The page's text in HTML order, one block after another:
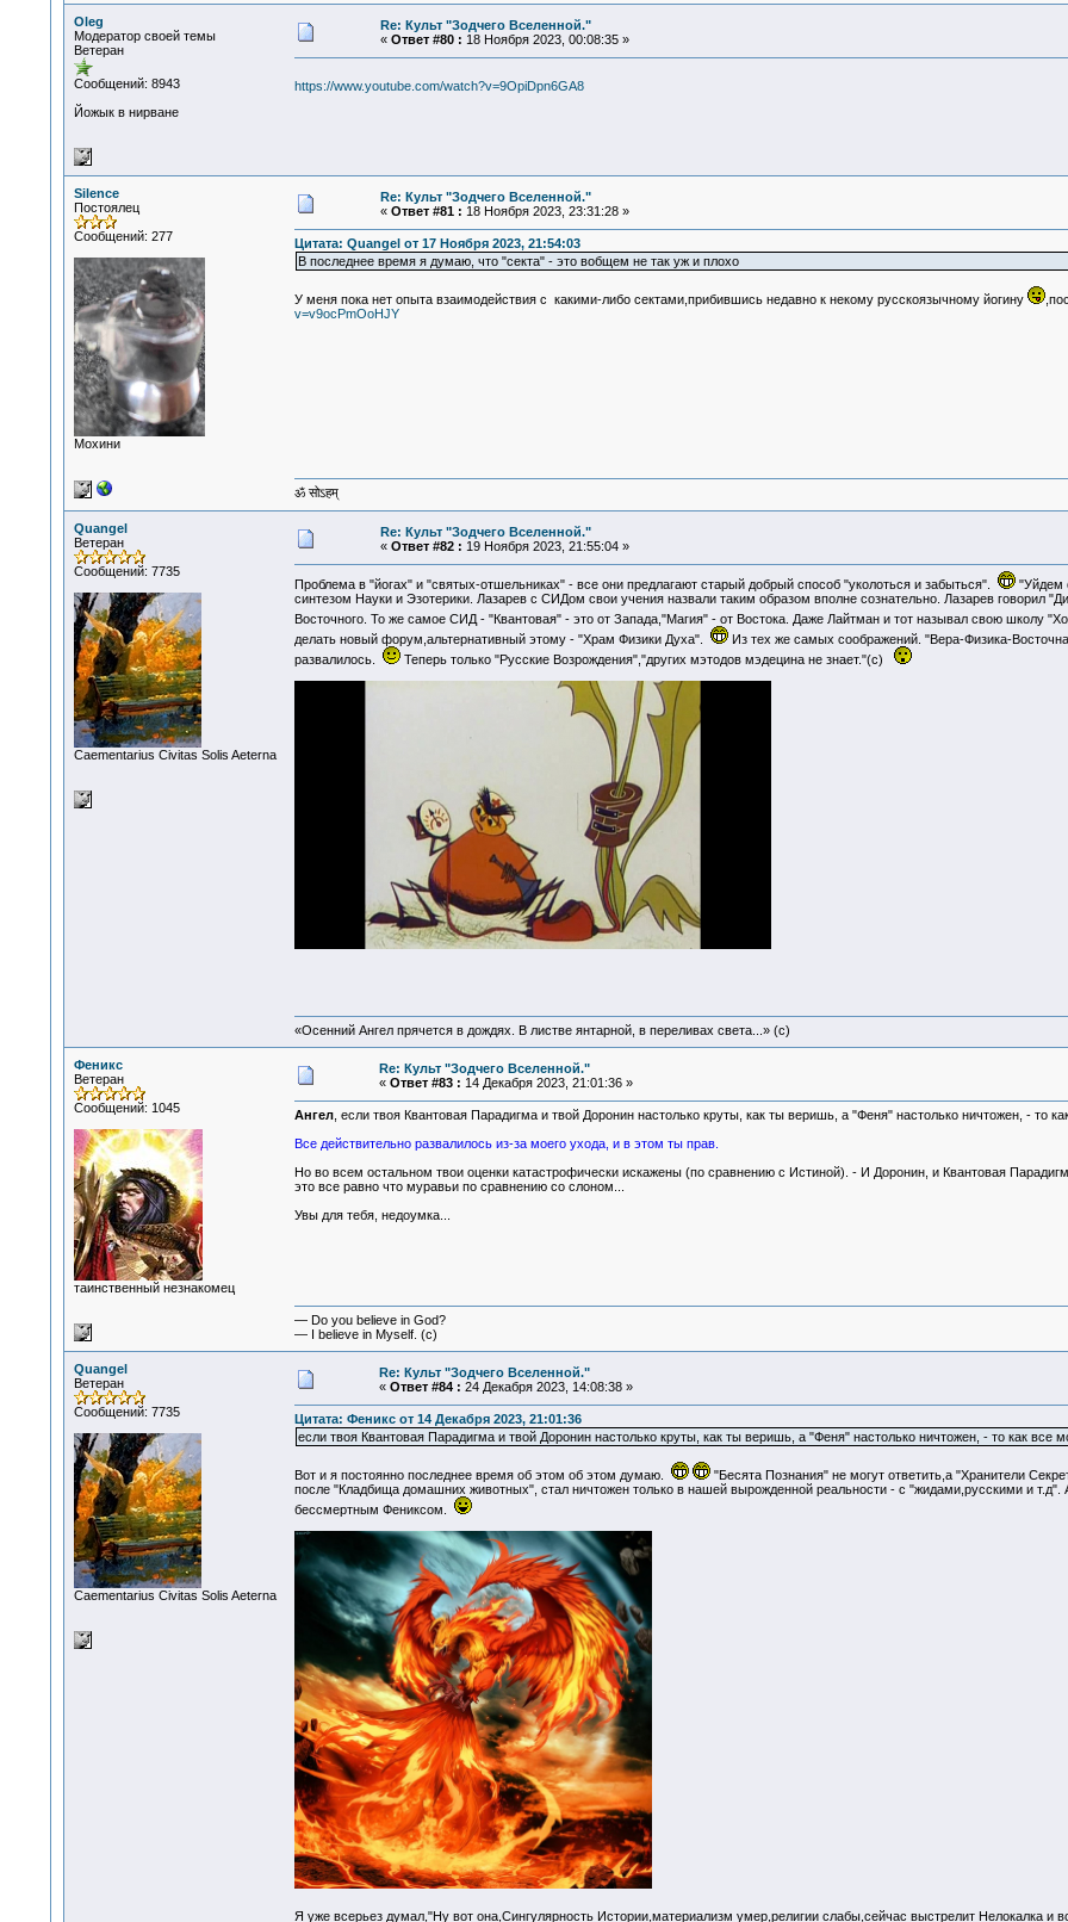
Oleg
Модератор своей темы
Ветеран
Сообщений: 8943
Йожык в нирване
Re: Культ "Зодчего Вселенной."
« Ответ #80 : 18 Ноября 2023, 00:08:35 »
https://www.youtube.com/watch?v=9OpiDpn6GA8
Silence
Постоялец
Сообщений: 277
Мохини
Re: Культ "Зодчего Вселенной."
« Ответ #81 : 18 Ноября 2023, 23:31:28 »
Цитата: Quangel от 17 Ноября 2023, 21:54:03
В последнее время я думаю, что "секта" - это вобщем не так уж и плохо
У меня пока нет опыта взаимодействия с какими-либо сектами,прибившись недавно к некому русскоязычному йогину
v=v9ocPmOoHJY
ॐ सोऽहम्
Quangel
Ветеран
Сообщений: 7735
Сaementarius Civitas Solis Aeterna
Re: Культ "Зодчего Вселенной."
« Ответ #82 : 19 Ноября 2023, 21:55:04 »
Проблема в "йогах" и "святых-отшельниках" - все они предлагают старый добрый способ "уколоться и забыться". "Уйдем
синтезом Науки и Эзотерики. Лазарев с СИДом свои учения назвали таким образом вполне сознательно. Лазарев говорил
Восточного. То же самое СИД - "Квантовая" - это от Запада,"Магия" - от Востока. Даже Лайтман и тот называл свою школу
делать новый форум,альтернативный этому - "Храм Физики Духа".
Из тех же самых соображений. "Вера-Физика-
развалилось.
Теперь только "Русские Возрождения","других мэтодов мэдецина не знает."(c)
«Осенний Ангел прячется в дождях. В листве янтарной, в переливах света...» (c)
Феникс
Ветеран
Сообщений: 1045
таинственный незнакомец
Re: Культ "Зодчего Вселенной."
« Ответ #83 : 14 Декабря 2023, 21:01:36 »
Ангел, если твоя Квантовая Парадигма и твой Доронин настолько круты, как ты веришь, а "Феня" настолько ничтожен, - то
Все действительно развалилось из-за моего ухода, и в этом ты прав.
Но во всем остальном твои оценки катастрофически искажены (по сравнению с Истиной). - И Доронин, и Квантовая
это все равно что муравьи по сравнению со слоном...
Увы для тебя, недоумка...
— Do you believe in God?
— I believe in Myself. (c)
Quangel
Ветеран
Сообщений: 7735
Сaementarius Civitas Solis Aeterna
Re: Культ "Зодчего Вселенной."
« Ответ #84 : 24 Декабря 2023, 14:08:38 »
Цитата: Феникс от 14 Декабря 2023, 21:01:36
если твоя Квантовая Парадигма и твой Доронин настолько круты, как ты веришь, а "Феня" настолько ничтожен, - то как все
Вот и я постоянно последнее время об этом об этом думаю. "Бесята Познания" не могут ответить,а "Хранители
после "Кладбища домашних животных", стал ничтожен только в нашей вырожденной реальности - с "жидами,русскими и
бессмертным Фениксом.
Я уже всерьез думал,"Ну вот она,Сингулярность Истории,материализм умер,религии слабы,сейчас выстрелит Нелокалка и